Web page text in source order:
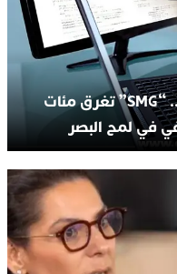
تسونامي النصب الإلكتروني.. “SMG” تغرق مئات
في لمح البصر